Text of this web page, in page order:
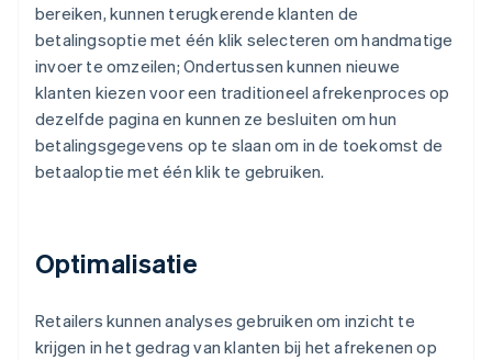
bereiken, kunnen terugkerende klanten de
betalingsoptie met één klik selecteren om handmatige
invoer te omzeilen; Ondertussen kunnen nieuwe
klanten kiezen voor een traditioneel afrekenproces op
dezelfde pagina en kunnen ze besluiten om hun
betalingsgegevens op te slaan om in de toekomst de
betaaloptie met één klik te gebruiken.
Optimalisatie
Retailers kunnen analyses gebruiken om inzicht te
krijgen in het gedrag van klanten bij het afrekenen op